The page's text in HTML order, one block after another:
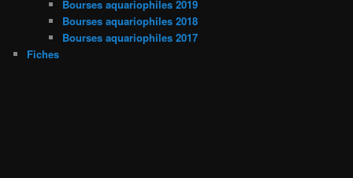
Bourses aquariophiles 2019
Bourses aquariophiles 2018
Bourses aquariophiles 2017
Fiches